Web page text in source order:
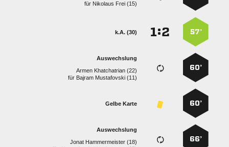
für   
57’
:
k.A. (30)
60’
Auswechslung
  
für   
60’
Gelbe Karte
66’
Auswechslung
  